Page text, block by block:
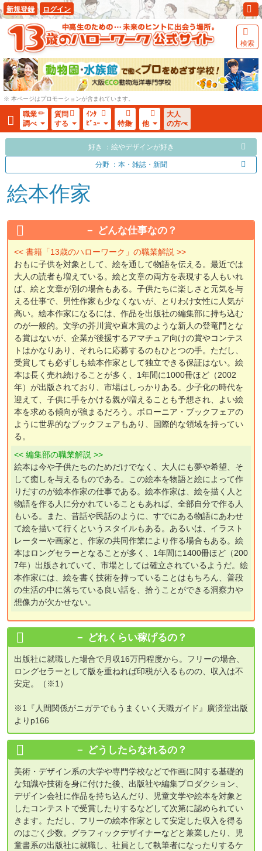
新規登録 ログイン
検索
※ 本ページはプロモーションが含まれています。
職業
調べ
質問
する
ｲﾝﾀ
ﾋﾞｭｰ
特集 他
大人
の方へ
好き ：絵やデザインが好き
分野 ：本・雑誌・新聞
絵本作家
どんな仕事なの？
<< 書籍「13歳のハローワーク」の職業解説 >>
おもに子供を対象として、絵を通して物語を伝える。最近では
大人の読者も増えている。絵と文章の両方を表現する人もいれ
ば、絵と文章が別の場合もある。子供たちに楽しさと元気を与
える仕事で、男性作家も少なくないが、とりわけ女性に人気が
高い。絵本作家になるには、作品を出版社の編集部に持ち込む
のが一般的。文学の芥川賞や直木賞のような新人の登竜門とな
る賞はないが、企業が後援するアマチュア向けの賞やコンテス
トはかなりあり、それらに応募するのもひとつの手。ただし、
受賞しても必ずしも絵本作家として独立できる保証はない。絵
本は長く売れ続けることが多く、1年間に1000冊ほど（2002
年）が出版されており、市場はしっかりある。少子化の時代を
迎えて、子供に手をかける親が増えることも予想され、よい絵
本を求める傾向が強まるだろう。ボローニア・ブックフェアの
ように世界的なブックフェアもあり、国際的な領域を持ってい
る。
<< 編集部の職業解説 >>
絵本は今や子供たちのためだけでなく、大人にも夢や希望、そ
して癒しを与えるものである。この絵本を物語と絵によって作
りだすのが絵本作家の仕事である。絵本作家は、絵を描く人と
物語を作る人に分かれていることもあれば、全部自分で作る人
もいる。また、昔話や民話のように、すでにある物語にあわせ
て絵を描いて行くというスタイルもある。あるいは、イラスト
レーターや画家と、作家の共同作業により作る場合もある。絵
本はロングセラーとなることが多く、1年間に1400冊ほど（200
7年）出版されていて、市場としては確立されているようだ。絵
本作家には、絵を書く技術を持っていることはもちろん、普段
の生活の中に落ちている良い話を、拾うことができる洞察力や
想像力が欠かせない。
どれくらい稼げるの？
出版社に就職した場合で月収16万円程度から。フリーの場合、
ロングセラーとして版を重ねれば印税が入るものの、収入は不
安定。（※1）
※1『人間関係がニガテでもうまくいく天職ガイド』廣済堂出版
よりp166
どうしたらなれるの？
美術・デザイン系の大学や専門学校などで作画に関する基礎的
な知識や技術を身に付けた後、出版社や編集プロダクション、
デザイン会社に作品を持ち込んだり、児童文学や絵本を対象と
したコンテストで受賞したりするなどして次第に認められてい
きます。ただし、フリーの絵本作家として安定した収入を得る
のはごく少数。グラフィックデザイナーなどと兼業したり、児
童書系の出版社に就職し、社員として執筆者になったりするケ